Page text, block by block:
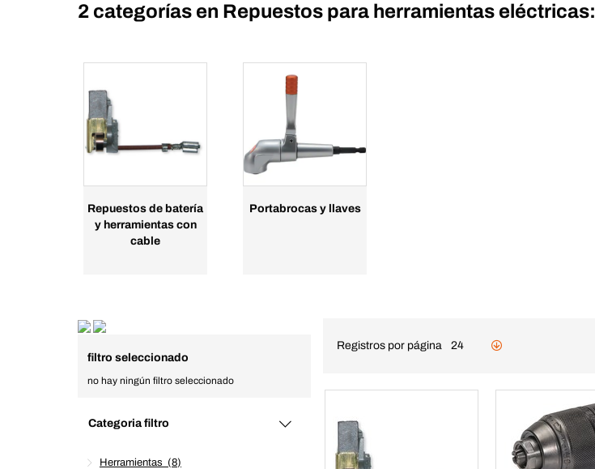
2 categorías en Repuestos para herramientas eléctricas:
Repuestos de batería
y herramientas con
cable
Portabrocas y llaves
filtro seleccionado
no hay ningún filtro seleccionado
Categoria filtro
Herramientas 8
Registros por página 24